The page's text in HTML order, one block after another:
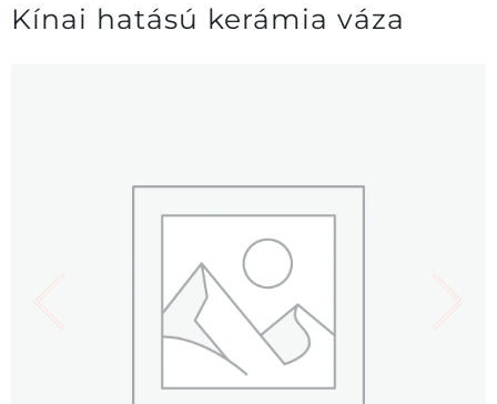
Kínai hatású kerámia váza